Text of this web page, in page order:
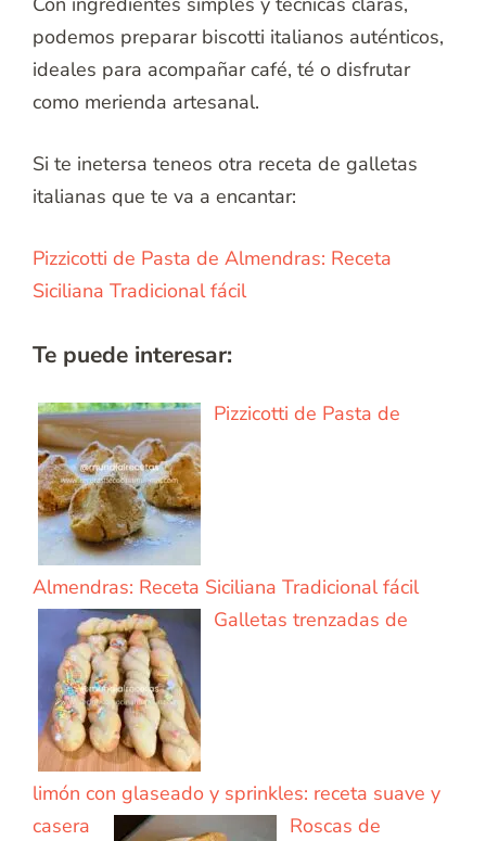
podemos preparar biscotti italianos auténticos,
ideales para acompañar café, té o disfrutar
como merienda artesanal.
Si te inetersa teneos otra receta de galletas
italianas que te va a encantar:
Pizzicotti de Pasta de Almendras: Receta
Siciliana Tradicional fácil
Te puede interesar:
Pizzicotti de Pasta de
Almendras: Receta Siciliana Tradicional fácil
Galletas trenzadas de
limón con glaseado y sprinkles: receta suave y
casera
Roscas de